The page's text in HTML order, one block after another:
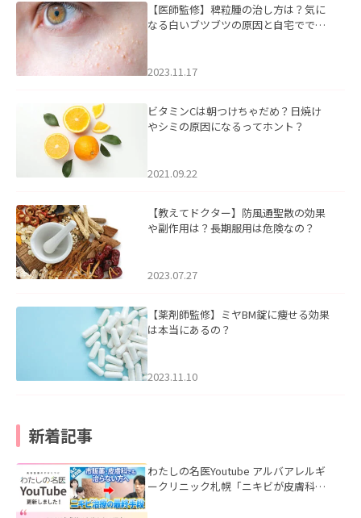
【医師監修】稗粒腫の治し方は？気に
なる白いブツブツの原因と自宅ででき
2023.11.17
ビタミンCは朝つけちゃだめ？日焼け
やシミの原因になるってホント？
2021.09.22
【教えてドクター】防風通聖散の効果
や副作用は？長期服用は危険なの？
2023.07.27
【薬剤師監修】ミヤBM錠に痩せる効果
は本当にあるの？
2023.11.10
新着記事
わたしの名医Youtube アルバアレルギ
ークリニック札幌「ニキビが皮膚科で